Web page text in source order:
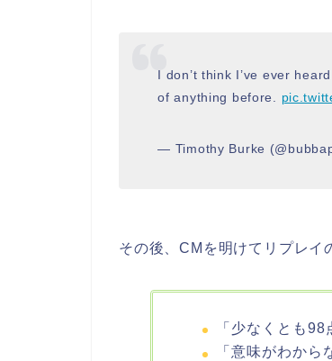
I don’t think I’ve ever
of anything before.
— Timothy Burke
その後、CMを明けてリプレイ
「少なくとも98
「意味がわから